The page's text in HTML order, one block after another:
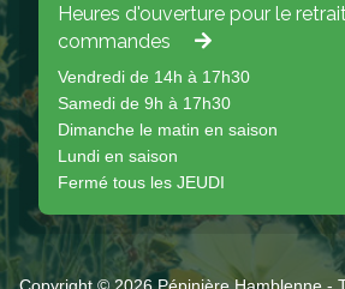
Heures d'ouverture pour le
commandes
Vendredi de 14h à 17h30
Samedi de 9h à 17h30
Dimanche le matin en saison
Lundi en saison
Fermé tous les JEUDI
Copyright © 2026 Pépinière Hamblenne -